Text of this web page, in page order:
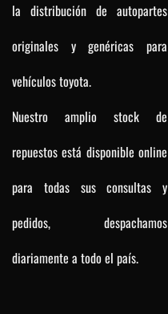
la distribución de autopartes
originales y genéricas para
vehículos toyota.
Nuestro amplio stock de
repuestos está disponible online
para todas sus consultas y
pedidos, despachamos
diariamente a todo el país.